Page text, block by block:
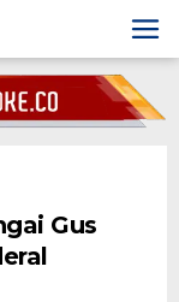
Gus